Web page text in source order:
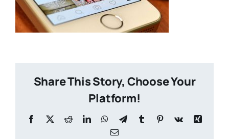
Share This Story, Choose Your
Platform!
Facebook
X RedditLinkedInWhatsApp
TelegramTumblr Pinterest
Vk
Xing
Email